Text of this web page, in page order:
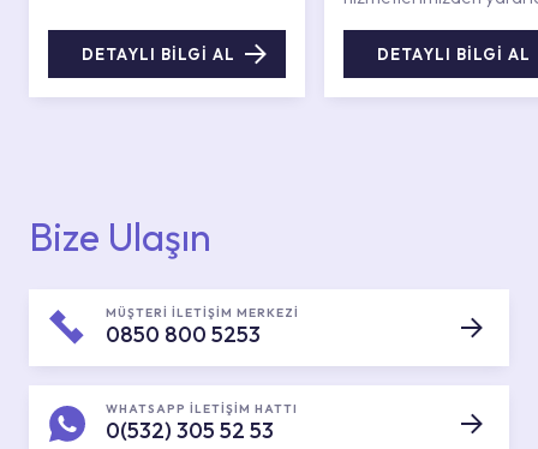
DETAYLI BİLGİ AL DETAYLI BİLGİ AL
Bize Ulaşın
MÜŞTERİ İLETİŞİM MERKEZİ
0850 800 5253
WHATSAPP İLETİŞİM HATTI
0(532) 305 52 53